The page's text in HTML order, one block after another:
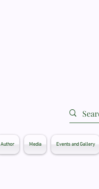
Author Media Events and Gallery